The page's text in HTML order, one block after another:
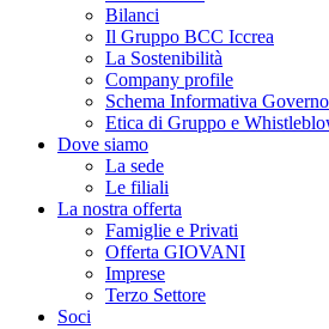
Bilanci
Il Gruppo BCC Iccrea
La Sostenibilità
Company profile
Schema Informativa
Etica di Gruppo e
Dove siamo
La sede
Le filiali
La nostra offerta
Famiglie e Privati
Offerta GIOVANI
Imprese
Terzo Settore
Soci